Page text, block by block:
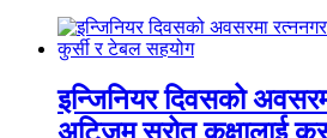
इन्जिनियर दिवसको